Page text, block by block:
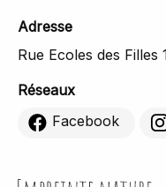
Adresse
Rue Ecoles des
Réseaux
Facebook